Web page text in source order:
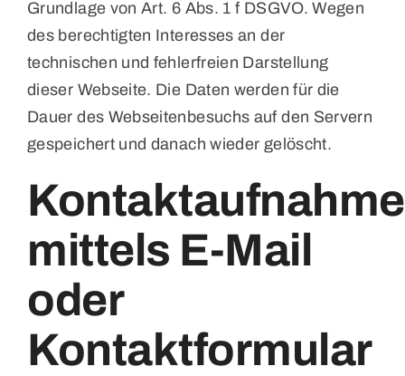
Grundlage von Art. 6 Abs. 1 f DSGVO. Wegen
des berechtigten Interesses an der
technischen und fehlerfreien Darstellung
dieser Webseite. Die Daten werden für die
Dauer des Webseitenbesuchs auf den Servern
gespeichert und danach wieder gelöscht.
Kontaktaufnahme
mittels E-Mail
oder
Kontaktformular